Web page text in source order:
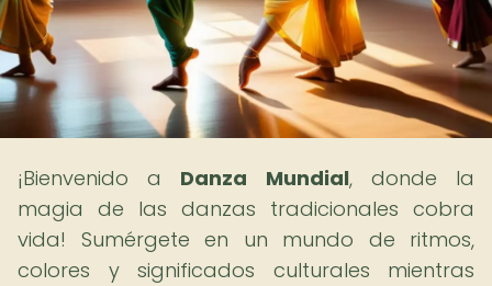
¡Bienvenido a Danza Mundial, donde la
magia de las danzas tradicionales cobra
vida! Sumérgete en un mundo de ritmos,
colores y significados culturales mientras